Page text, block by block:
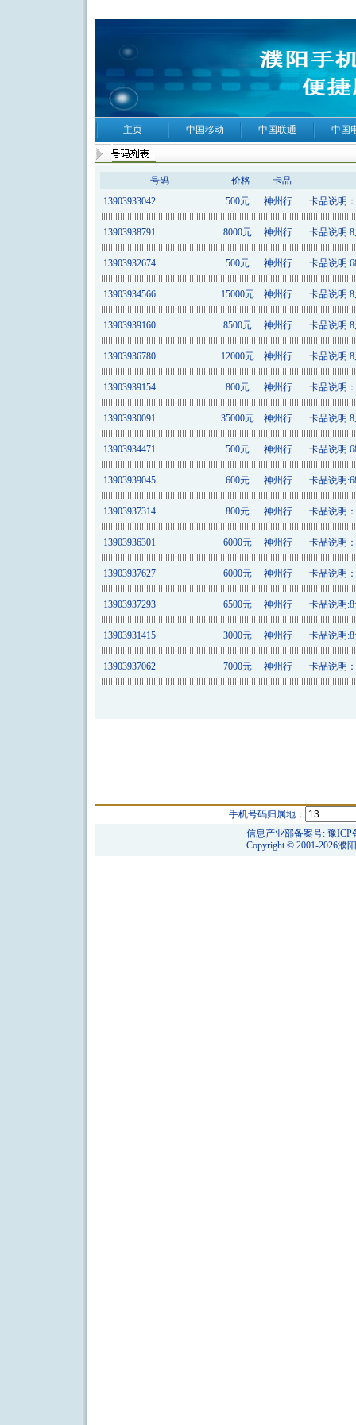
主页 中国移动 中国联通 中国
号码 价格
卡品
13903933042
500元 神州行 卡品说明
13903938791 8000元 神州行 卡品说明
13903932674 500元 神州行 卡品说明
13903934566 15000元 神州行 卡品说明
13903939160 8500元 神州行 卡品说明
13903936780 12000元 神州行 卡品说明
13903939154 800元 神州行 卡品说明
13903930091 35000元 神州行 卡品说明
13903934471 500元 神州行 卡品说明
13903939045 600元 神州行 卡品说明
13903937314 800元 神州行 卡品说明
13903936301 6000元 神州行 卡品说明
13903937627 6000元 神州行 卡品说明
13903937293 6500元 神州行 卡品说明
13903931415 3000元 神州行 卡品说明
13903937062 7000元 神州行 卡品说明
手机号码归属地：
信息产业部备案号: 豫ICP
Copyright © 2001-2026濮